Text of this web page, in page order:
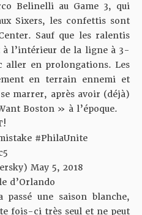
Belinelli au Game 3, qui
Sixers, les confettis sont
Sauf que les ralentis
l’intérieur de la ligne à 3-
aller en prolongations. Les
en terrain ennemi et
marrer, après avoir (déjà)
Boston » à l’époque.
#PhilaUnite
May 5, 2018
d’Orlando
une saison blanche,
fois-ci très seul et ne peut